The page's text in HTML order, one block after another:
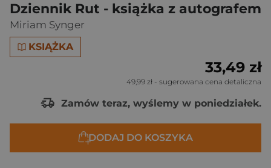
Dziennik Rut - książka z autografem
Miriam Synger
KSIĄŻKA
33,49 zł
49,99 zł - sugerowana cena detaliczna
Zamów teraz, wyślemy w poniedziałek.
DODAJ DO KOSZYKA